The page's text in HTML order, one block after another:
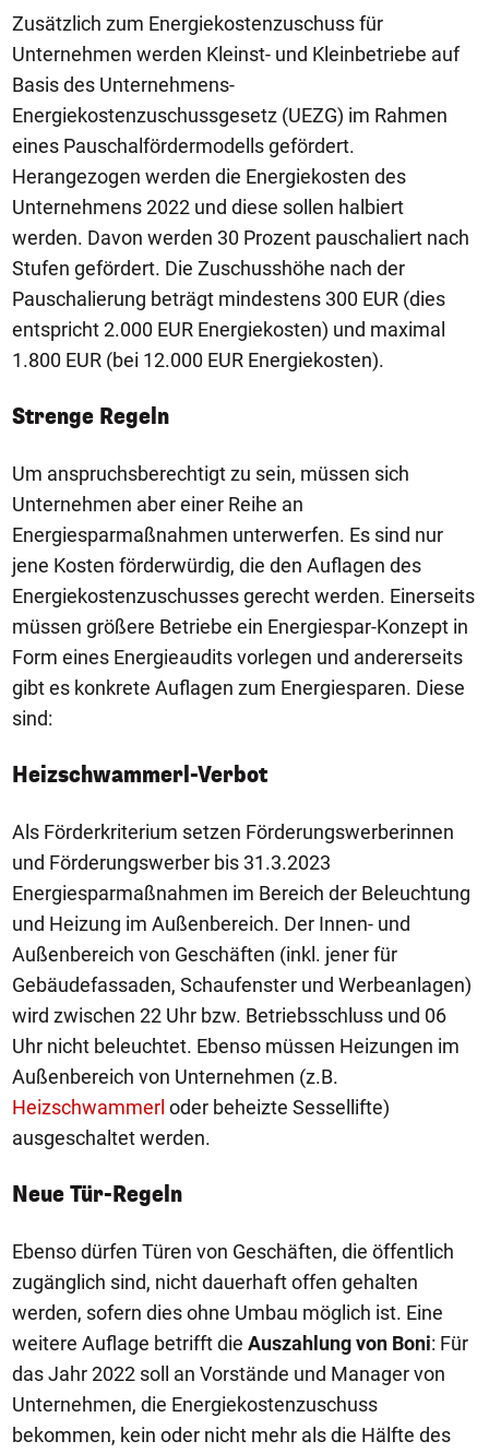
Zusätzlich zum Energiekostenzuschuss für
Unternehmen werden Kleinst- und Kleinbetriebe auf
Basis des Unternehmens-
Energiekostenzuschussgesetz (UEZG) im Rahmen
eines Pauschalfördermodells gefördert.
Herangezogen werden die Energiekosten des
Unternehmens 2022 und diese sollen halbiert
werden. Davon werden 30 Prozent pauschaliert nach
Stufen gefördert. Die Zuschusshöhe nach der
Pauschalierung beträgt mindestens 300 EUR (dies
entspricht 2.000 EUR Energiekosten) und maximal
1.800 EUR (bei 12.000 EUR Energiekosten).
Strenge Regeln
Um anspruchsberechtigt zu sein, müssen sich
Unternehmen aber einer Reihe an
Energiesparmaßnahmen unterwerfen. Es sind nur
jene Kosten förderwürdig, die den Auflagen des
Energiekostenzuschusses gerecht werden. Einerseits
müssen größere Betriebe ein Energiespar-Konzept in
Form eines Energieaudits vorlegen und andererseits
gibt es konkrete Auflagen zum Energiesparen. Diese
sind:
Heizschwammerl-Verbot
Als Förderkriterium setzen Förderungswerberinnen
und Förderungswerber bis 31.3.2023
Energiesparmaßnahmen im Bereich der Beleuchtung
und Heizung im Außenbereich. Der Innen- und
Außenbereich von Geschäften (inkl. jener für
Gebäudefassaden, Schaufenster und Werbeanlagen)
wird zwischen 22 Uhr bzw. Betriebsschluss und 06
Uhr nicht beleuchtet. Ebenso müssen Heizungen im
Außenbereich von Unternehmen (z.B.
Heizschwammerl oder beheizte Sessellifte)
ausgeschaltet werden.
Neue Tür-Regeln
Ebenso dürfen Türen von Geschäften, die öffentlich
zugänglich sind, nicht dauerhaft offen gehalten
werden, sofern dies ohne Umbau möglich ist. Eine
weitere Auflage betrifft die Auszahlung von Boni: Für
das Jahr 2022 soll an Vorstände und Manager von
Unternehmen, die Energiekostenzuschuss
bekommen, kein oder nicht mehr als die Hälfte des